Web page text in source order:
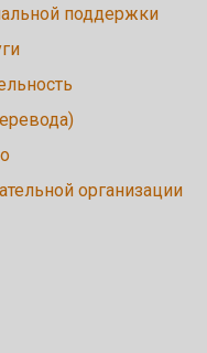
поддержки
организации